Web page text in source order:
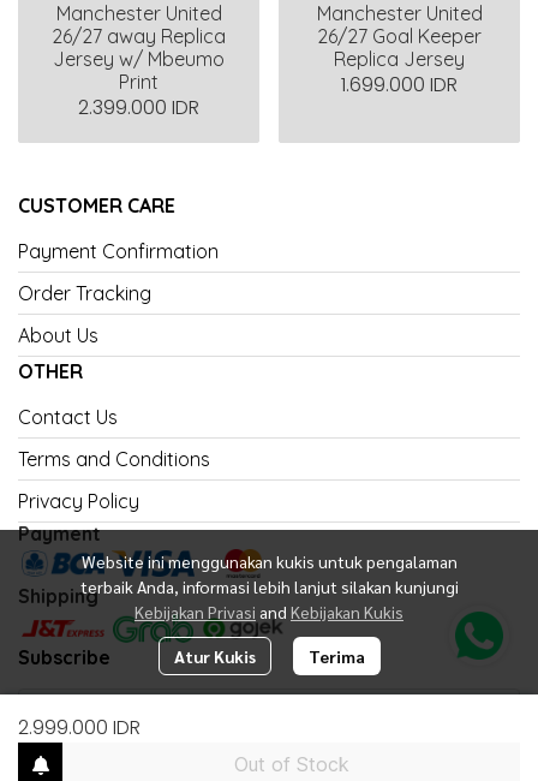
Manchester United
26/27 away Replica
Jersey w/ Mbeumo
Print
2.399.000 IDR
Manchester United
26/27 Goal Keeper
Replica Jersey
1.699.000 IDR
2.999.000 IDR
Out of Stock
Website ini menggunakan kukis untuk pengalaman
terbaik Anda, informasi lebih lanjut silakan kunjungi
Kebijakan Privasi and Kebijakan Kukis
Atur Kukis Terima
CUSTOMER CARE
Payment Confirmation
Order Tracking
About Us
OTHER
Contact Us
Terms and Conditions
Privacy Policy
Payment
Shipping
Subscribe
Subscribe